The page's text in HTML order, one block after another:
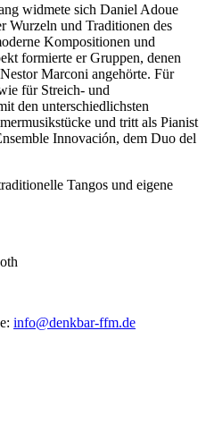
widmete sich Daniel Adoue
Wurzeln und Traditionen des
Kompositionen und
formierte er Gruppen, denen
Marconi angehörte. Für
für Streich- und
den unterschiedlichsten
und tritt als Pianist
Innovación, dem Duo del
Tangos und eigene
info@denkbar-ffm.de